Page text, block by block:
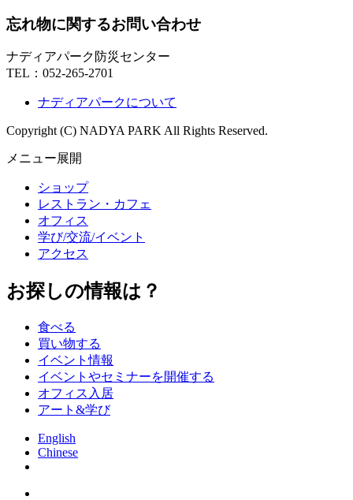
忘れ物に関するお問い合わせ
ナディアパーク防災センター
TEL： 052-265-2701
ナディアパークについて
Copyright (C) NADYA PARK All Rights Reserved.
メニュー展開
ショップ
レストラン・カフェ
オフィス
学び/交流/イベント
アクセス
お探しの情報は？
食べる
買い物する
イベント情報
イベントやセミナーを開催する
オフィス入居
アート&学び
English
Chinese